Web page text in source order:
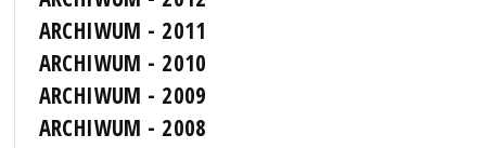
ARCHIWUM - 2011
ARCHIWUM - 2010
ARCHIWUM - 2009
ARCHIWUM - 2008